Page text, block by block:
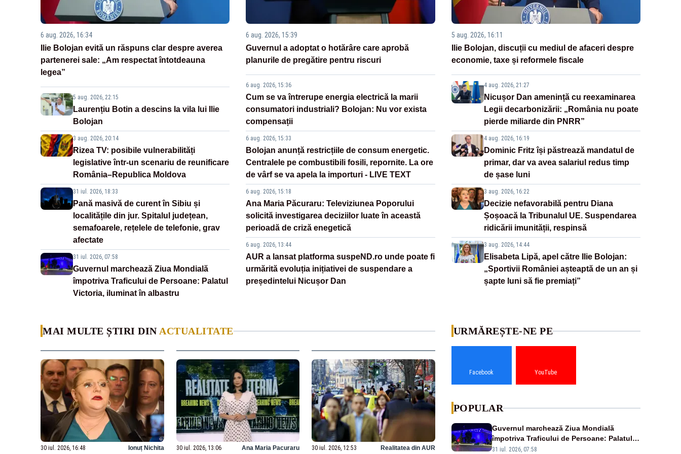
6 aug. 2026, 16:34
Ilie Bolojan evită un răspuns clar despre averea
partenerei sale: „Am respectat întotdeauna
legea”
5 aug. 2026, 22:15
Laurențiu Botin a descins la vila lui Ilie
Bolojan
3 aug. 2026, 20:14
Rizea TV: posibile vulnerabilități
legislative într-un scenariu de reunificare
România–Republica Moldova
31 iul. 2026, 18:33
Pană masivă de curent în Sibiu și
localitățile din jur. Spitalul județean,
semafoarele, rețelele de telefonie, grav
afectate
31 iul. 2026, 07:58
Guvernul marchează Ziua Mondială
împotriva Traficului de Persoane: Palatul
Victoria, iluminat în albastru
6 aug. 2026, 15:39
Guvernul a adoptat o hotărâre care aprobă
planurile de pregătire pentru riscuri
6 aug. 2026, 15:36
Cum se va întrerupe energia electrică la marii
consumatori industriali? Bolojan: Nu vor exista
compensații
6 aug. 2026, 15:33
Bolojan anunță restricțiile de consum energetic.
Centralele pe combustibili fosili, repornite. La ore
de vârf se va apela la importuri - LIVE TEXT
6 aug. 2026, 15:18
Ana Maria Păcuraru: Televiziunea Poporului
solicită investigarea deciziilor luate în această
perioadă de criză enegetică
6 aug. 2026, 13:44
AUR a lansat platforma suspeND.ro unde poate fi
urmărită evoluția inițiativei de suspendare a
președintelui Nicușor Dan
5 aug. 2026, 16:11
Ilie Bolojan, discuții cu mediul de afaceri despre
economie, taxe și reformele fiscale
4 aug. 2026, 21:27
Nicușor Dan amenință cu reexaminarea
Legii decarbonizării: „România nu poate
pierde miliarde din PNRR”
4 aug. 2026, 16:19
Dominic Fritz își păstrează mandatul de
primar, dar va avea salariul redus timp
de șase luni
3 aug. 2026, 16:22
Decizie nefavorabilă pentru Diana
Șoșoacă la Tribunalul UE. Suspendarea
ridicării imunității, respinsă
3 aug. 2026, 14:44
Elisabeta Lipă, apel către Ilie Bolojan:
„Sportivii României așteaptă de un an și
șapte luni să fie premiați”
MAI MULTE ȘTIRI DIN ACTUALITATE
30 iul. 2026, 16:48 Ionuț Nichita 30 iul. 2026, 13:06 Ana Maria Pacuraru 30 iul. 2026, 12:53 Realitatea din AUR
URMĂREȘTE-NE PE
Facebook YouTube
POPULAR
Guvernul marchează Ziua Mondială
împotriva Traficului de Persoane: Palatul
Victoria, iluminat în albastru
31 iul. 2026, 07:58